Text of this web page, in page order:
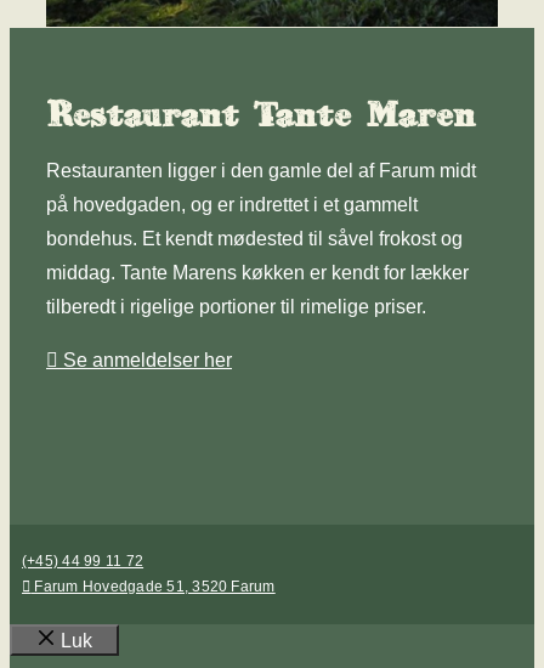
Restaurant Tante Maren
Restauranten ligger i den gamle del af Farum midt
på hovedgaden, og er indrettet i et gammelt
bondehus. Et kendt mødested til såvel frokost og
middag. Tante Marens køkken er kendt for lækker
tilberedt i rigelige portioner til rimelige priser.
Se anmeldelser her
(+45) 44 99 11 72
Farum Hovedgade 51, 3520 Farum
Luk